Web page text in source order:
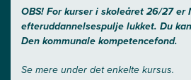
OBS! For kurser i skoleåret 26/27 er
efteruddannelsespulje lukket. Du
Den kommunale kompetencefond.
Se mere under det enkelte kursus.